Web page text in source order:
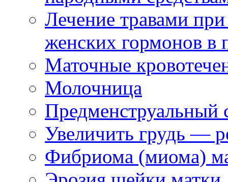
Лечение травами при
женских гормонов в
Маточные
Молочница
Предменструальный
Увеличить грудь —
Фибриома (миома)